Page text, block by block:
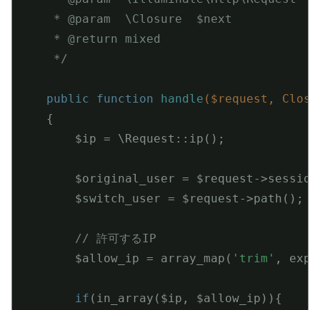
     *
@param
  \Closure  $next
     *
@return
mixed
     */
public function handle ($request,
{
        $ip = \Request::ip();
$original_user = $request-
        $switch_user = $request->path();
// 許可するIP
        $allow_ip = array_map(
'trim' ,
if (in_array($ip, $allow_ip)){